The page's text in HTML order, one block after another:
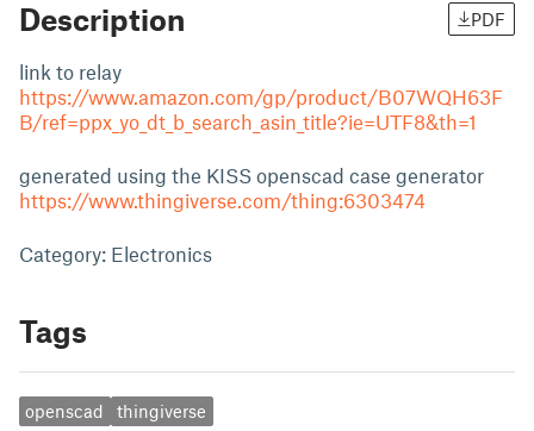
Description PDF
link to relay
https://www.amazon.com/gp/product/B07WQH63F
B/ref=ppx_yo_dt_b_search_asin_title?ie=UTF8&th=1
generated using the KISS openscad case generator
https://www.thingiverse.com/thing:6303474
Category: Electronics
Tags
openscad thingiverse